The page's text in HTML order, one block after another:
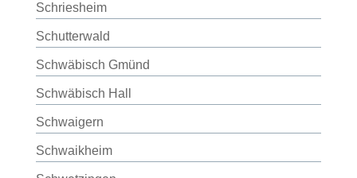
Schriesheim
Schutterwald
Schwäbisch Gmünd
Schwäbisch Hall
Schwaigern
Schwaikheim